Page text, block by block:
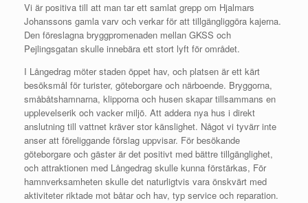
Vi är positiva till att man tar ett samlat grepp om Hjalmars
Johanssons gamla varv och verkar för att tillgängliggöra kajerna.
Den föreslagna bryggpromenaden mellan GKSS och
Pejlingsgatan skulle innebära ett stort lyft för området.
I Långedrag möter staden öppet hav, och platsen är ett kärt
besöksmål för turister, göteborgare och närboende. Bryggorna,
småbåtshamnarna, klipporna och husen skapar tillsammans en
upplevelserik och vacker miljö. Att addera nya hus i direkt
anslutning till vattnet kräver stor känslighet. Något vi tyvärr inte
anser att föreliggande förslag uppvisar. För besökande
göteborgare och gäster är det positivt med bättre tillgänglighet,
och attraktionen med Långedrag skulle kunna förstärkas, För
hamnverksamheten skulle det naturligtvis vara önskvärt med
aktiviteter riktade mot båtar och hav, typ service och reparation.